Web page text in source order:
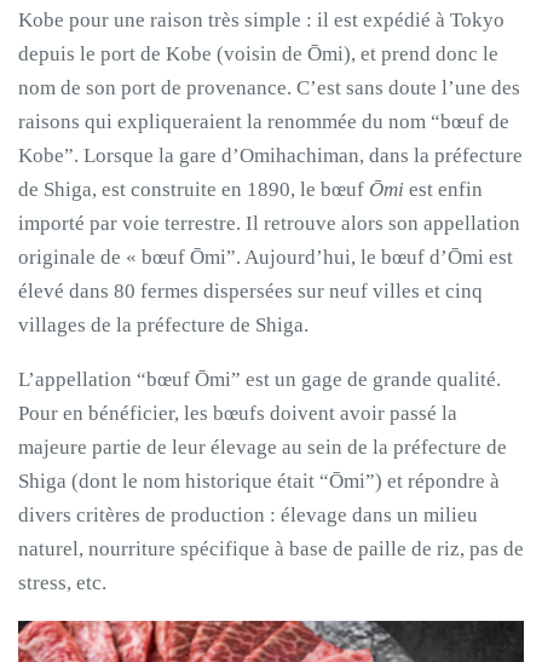
Kobe pour une raison très simple : il est expédié à Tokyo
depuis le port de Kobe (voisin de Ōmi), et prend donc le
nom de son port de provenance. C’est sans doute l’une des
raisons qui expliqueraient la renommée du nom “bœuf de
Kobe”. Lorsque la gare d’Omihachiman, dans la préfecture
de Shiga, est construite en 1890, le bœuf Ōmi est enfin
importé par voie terrestre. Il retrouve alors son appellation
originale de « bœuf Ōmi”. Aujourd’hui, le bœuf d’Ōmi est
élevé dans 80 fermes dispersées sur neuf villes et cinq
villages de la préfecture de Shiga.
L’appellation “bœuf Ōmi” est un gage de grande qualité.
Pour en bénéficier, les bœufs doivent avoir passé la
majeure partie de leur élevage au sein de la préfecture de
Shiga (dont le nom historique était “Ōmi”) et répondre à
divers critères de production : élevage dans un milieu
naturel, nourriture spécifique à base de paille de riz, pas de
stress, etc.